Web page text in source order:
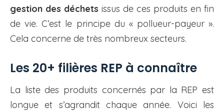
gestion des déchets issus de ces produits en fin
de vie. C’est le principe du « pollueur-payeur ».
Cela concerne de très nombreux secteurs.
Les 20+ filières REP à connaître
La liste des produits concernés par la REP est
longue et s’agrandit chaque année. Voici les